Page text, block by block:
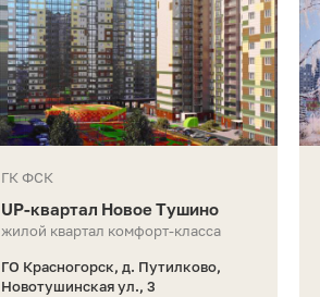
ГК ФСК
UP-квартал Новое Тушино
жилой квартал комфорт-класса
ГО Красногорск, д. Путилково,
Новотушинская ул., 3